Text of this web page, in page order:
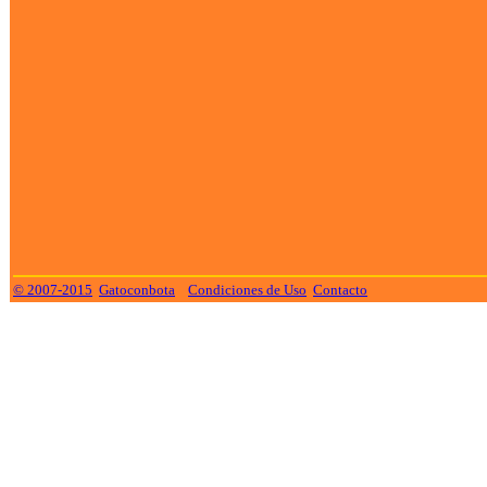
© 2007-2015 Gatoconbota Condiciones de Uso Contacto